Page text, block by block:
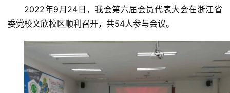
2022年9月24日，我会第六届会员代表大会在浙江省
委党校文欣校区顺利召开，共54人参与会议。